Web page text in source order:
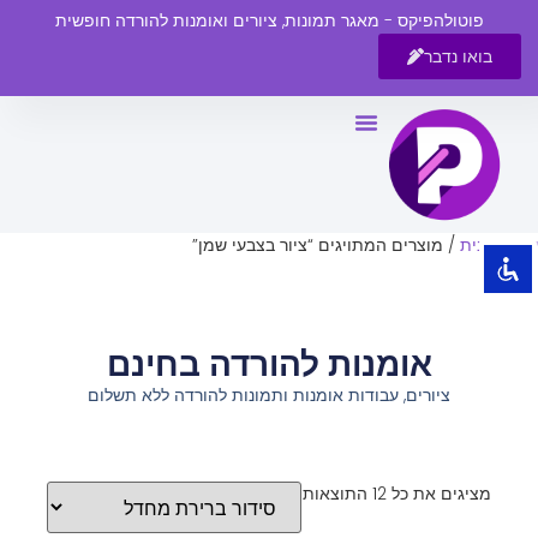
visibility_off השבת את ההבזקים
title סמן כותרות
צבע רקע
zoom_out
הקטנת גופן
הגדלת גופן
ניגודיות בהירה
פוטולהפיקס - מאגר תמונות, ציורים ואומנות להורדה חופשית
בואו נדבר
עמוד הבית / מוצרים המתויגים “ציור בצבעי שמן”
אומנות להורדה בחינם
ציורים, עבודות אומנות ותמונות להורדה ללא תשלום
מציגים את כל ⁦12⁩ התוצאות